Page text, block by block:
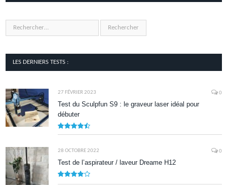
LES DERNIERS TESTS :
27 FÉVRIER 2023 0
Test du Sculpfun S9 : le graveur laser idéal pour
débuter
28 OCTOBRE 2022 0
Test de l’aspirateur / laveur Dreame H12